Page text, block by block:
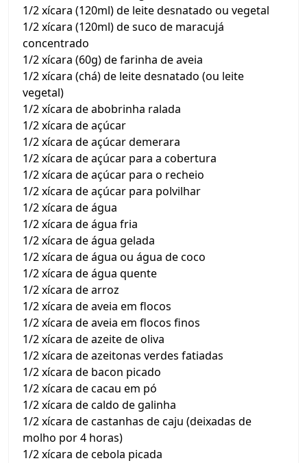
1/2 xícara (120ml) de leite desnatado ou vegetal
1/2 xícara (120ml) de suco de maracujá
concentrado
1/2 xícara (60g) de farinha de aveia
1/2 xícara (chá) de leite desnatado (ou leite
vegetal)
1/2 xícara de abobrinha ralada
1/2 xícara de açúcar
1/2 xícara de açúcar demerara
1/2 xícara de açúcar para a cobertura
1/2 xícara de açúcar para o recheio
1/2 xícara de açúcar para polvilhar
1/2 xícara de água
1/2 xícara de água fria
1/2 xícara de água gelada
1/2 xícara de água ou água de coco
1/2 xícara de água quente
1/2 xícara de arroz
1/2 xícara de aveia em flocos
1/2 xícara de aveia em flocos finos
1/2 xícara de azeite de oliva
1/2 xícara de azeitonas verdes fatiadas
1/2 xícara de bacon picado
1/2 xícara de cacau em pó
1/2 xícara de caldo de galinha
1/2 xícara de castanhas de caju (deixadas de
molho por 4 horas)
1/2 xícara de cebola picada